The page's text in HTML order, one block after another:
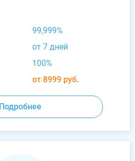
99,999%
от 7 дней
100%
от 8999 руб.
Подробнее